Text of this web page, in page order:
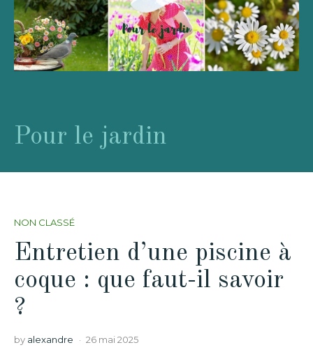
Pour le jardin
NON CLASSÉ
Entretien d’une piscine à
coque : que faut-il savoir
?
by alexandre 26 mai 2025